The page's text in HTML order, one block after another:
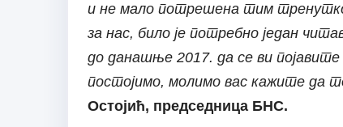
и не мало потрешена тим
за нас, било је потребно један
до данашње 2017. да се ви
постојимо, молимо вас кажите да
Остојић, председница БНС.